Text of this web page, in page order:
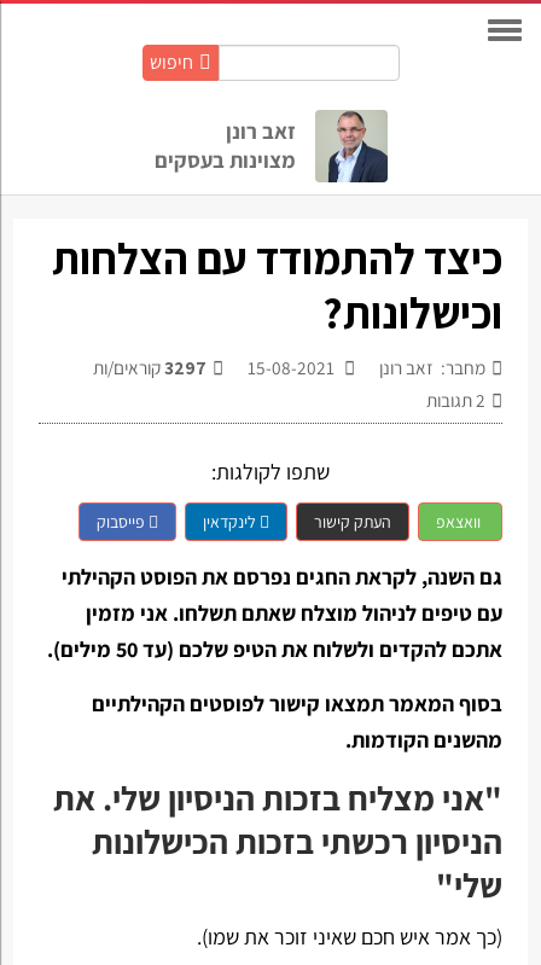
חיפוש
זאב רונן
מצוינות בעסקים
כיצד להתמודד עם הצלחות
וכישלונות?
מחבר: זאב רונן 3297קוראים/ות
2תגובות
שתפו לקולגות:
וואצאפ העתק קישור לינקדאין פייסבוק
גם השנה, לקראת החגים נפרסם את הפוסט הקהילתי
עם טיפים לניהול מוצלח שאתם תשלחו. אני מזמין
אתכם להקדים ולשלוח את הטיפ שלכם (עד 50 מילים).
בסוף המאמר תמצאו קישור לפוסטים הקהילתיים
מהשנים הקודמות.
"אני מצליח בזכות הניסיון שלי. את
הניסיון רכשתי בזכות הכישלונות
שלי"
(כך אמר איש חכם שאיני זוכר את שמו).